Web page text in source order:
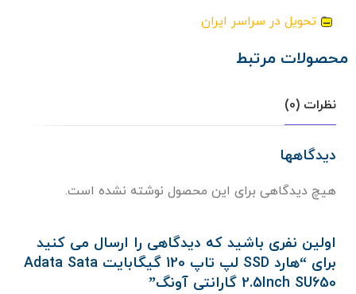
تحویل در سراسر ایران
محصولات مرتبط
نظرات (0)
دیدگاهها
هیچ دیدگاهی برای این محصول نوشته نشده است.
اولین نفری باشید که دیدگاهی را ارسال می کنید
برای “هارد SSD لپ تاپ 120 گیگابایت Adata Sata
2.5Inch SU650 گارانتی آونگ”